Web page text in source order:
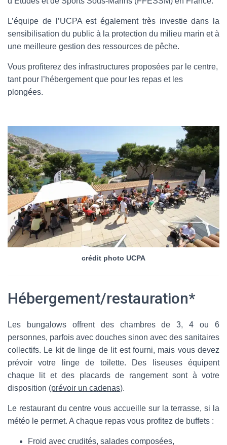
L’équipe de l’UCPA est également très investie dans la
sensibilisation du public à la protection du milieu marin et à
une meilleure gestion des ressources de pêche.
Vous profiterez des infrastructures proposées par le centre,
tant pour l’hébergement que pour les repas et les
plongées.
crédit photo UCPA
Hébergement/restauration*
Les bungalows offrent des chambres de 3, 4 ou 6
personnes, parfois avec douches sinon avec des sanitaires
collectifs. Le kit de linge de lit est fourni, mais vous devez
prévoir votre linge de toilette. Des liseuses équipent
chaque lit et des placards de rangement sont à votre
disposition (prévoir un cadenas).
Le restaurant du centre vous accueille sur la terrasse, si la
météo le permet. A chaque repas vous profitez de buffets :
Froid avec crudités, salades composées,